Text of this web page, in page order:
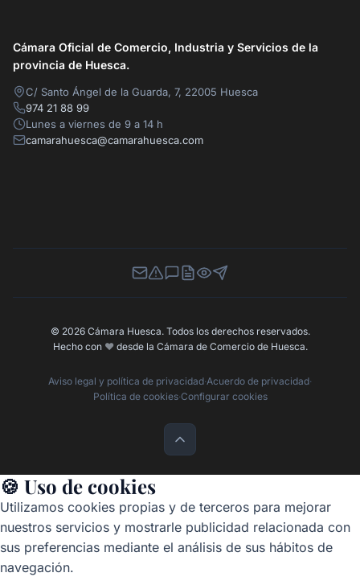
Cámara Oficial de Comercio, Industria y Servicios de la
provincia de Huesca.
C/ Santo Ángel de la Guarda, 7, 22005 Huesca
974 21 88 99
Lunes a viernes de 9 a 14 h
camarahuesca@camarahuesca.com
Newsletter
Canal de Denuncias
Buzón de Sugerencias
Perfil Contratante
Ley de Transparencia
Contacta con nosotros
© 2026 Cámara Huesca. Todos los derechos reservados.
Hecho con ❤️ desde la Cámara de Comercio de Huesca.
Aviso legal y política de privacidad·Acuerdo de privacidad·
Política de cookies·Configurar cookies
🍪 Uso de cookies
Utilizamos cookies propias y de terceros para mejorar
nuestros servicios y mostrarle publicidad relacionada con
sus preferencias mediante el análisis de sus hábitos de
navegación.